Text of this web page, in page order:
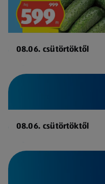
08.06. csütörtöktől
08.06. csütörtöktől